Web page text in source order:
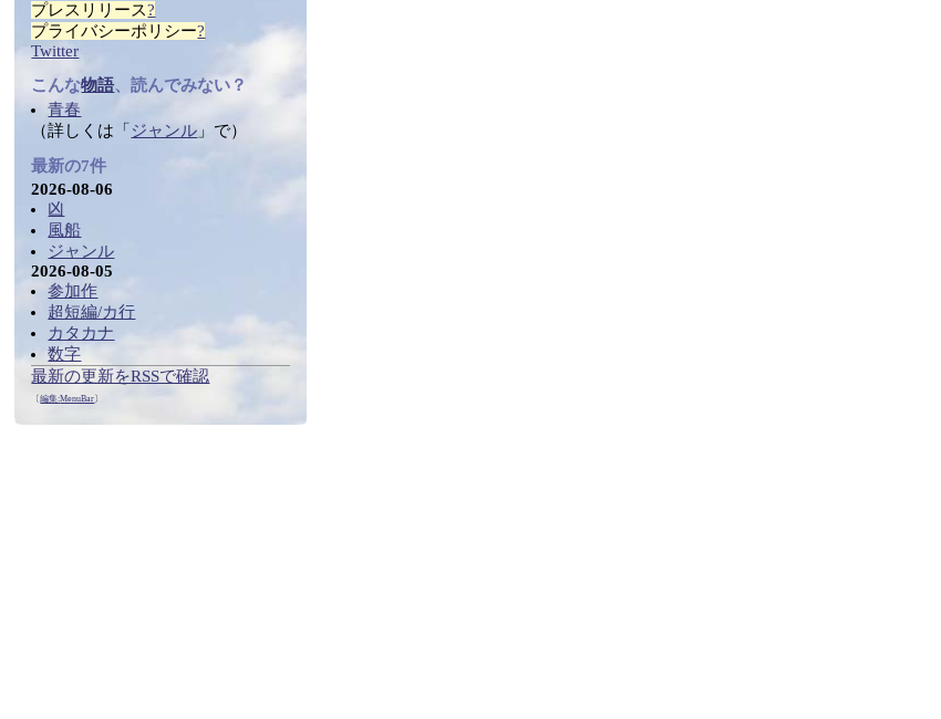
プレスリリース?
プライバシーポリシー?
Twitter
こんな物語、読んでみない？
青春
（詳しくは「 ジャンル 」で）
最新の7件
2026-08-06
凶
風船
ジャンル
2026-08-05
参加作
超短編/カ行
カタカナ
数字
最新の更新をRSSで確認
〔編集:MenuBar〕